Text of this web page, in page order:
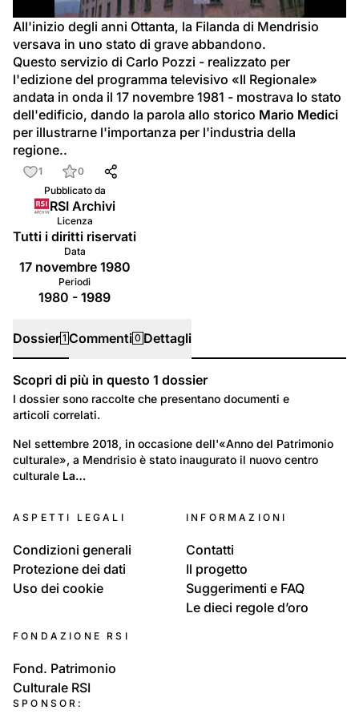
video
All'inizio degli anni Ottanta, la Filanda di Mendrisio
versava in uno stato di grave abbandono.
Questo servizio di Carlo Pozzi - realizzato per
l'edizione del programma televisivo «Il Regionale»
andata in onda il 17 novembre 1981 - mostrava lo stato
dell'edificio, dando la parola allo storico Mario Medici
per illustrarne l'importanza per l'industria della
regione..
1
0
Pubblicato da
RSI Archivi
Licenza
Tutti i diritti riservati
Data
17 novembre 1980
Periodi
1980 - 1989
Dossier 1 Commenti 0 Dettagli
Dossier
Scopri di più in questo 1 dossier
I dossier sono raccolte che presentano documenti e
articoli correlati.
Lavoro e Economia: Commercio e Artigianato
Filande, seta e filatrici
Nel settembre 2018, in occasione dell'«Anno del Patrimonio
culturale», a Mendrisio è stato inaugurato il nuovo centro
culturale La…
ASPETTI LEGALI
Condizioni generali
Protezione dei dati
Uso dei cookie
INFORMAZIONI
Contatti
Il progetto
Suggerimenti e FAQ
Le dieci regole d’oro
FONDAZIONE RSI
Fond. Patrimonio
Culturale RSI
SPONSOR: